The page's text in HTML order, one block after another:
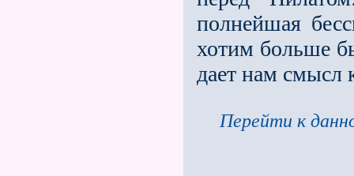
полнейшая
хотим больше
дает нам
Перейти к